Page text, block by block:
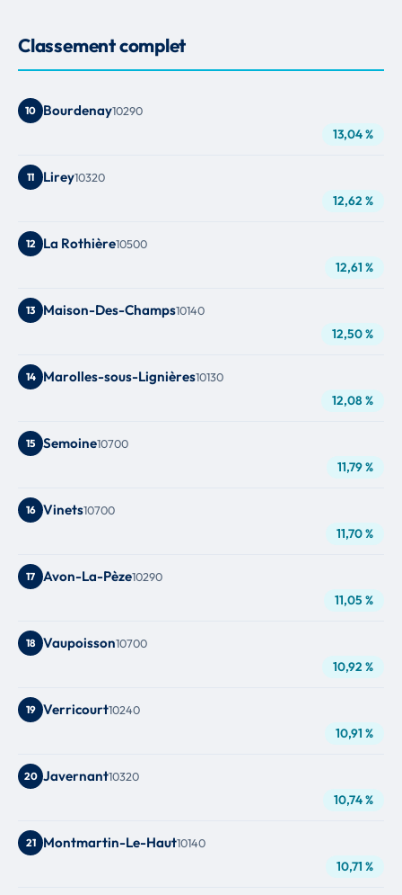
Classement complet
10 Bourdenay10290
13,04 %
11 Lirey10320
12,62 %
12 La Rothière10500
12,61 %
13 Maison-Des-Champs10140
12,50 %
14 Marolles-sous-Lignières10130
12,08 %
15 Semoine10700
11,79 %
16 Vinets10700
11,70 %
17 Avon-La-Pèze10290
11,05 %
18 Vaupoisson10700
10,92 %
19 Verricourt10240
10,91 %
20 Javernant10320
10,74 %
21 Montmartin-Le-Haut10140
10,71 %